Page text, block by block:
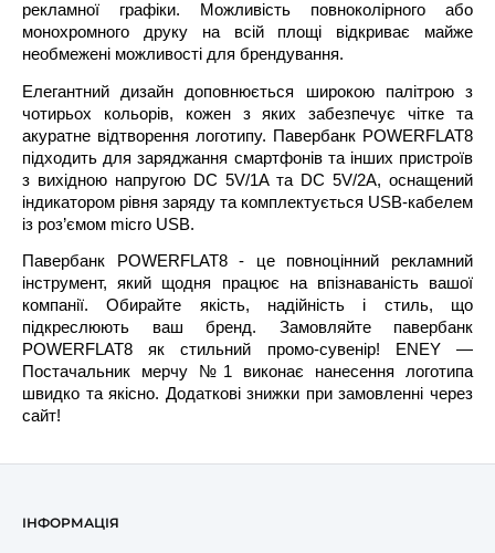
рекламної графіки. Можливість повноколірного або
монохромного друку на всій площі відкриває майже
необмежені можливості для брендування.
Елегантний дизайн доповнюється широкою палітрою з
чотирьох кольорів, кожен з яких забезпечує чітке та
акуратне відтворення логотипу. Павербанк POWERFLAT8
підходить для заряджання смартфонів та інших пристроїв
з вихідною напругою DC 5V/1A та DC 5V/2A, оснащений
індикатором рівня заряду та комплектується USB-кабелем
із роз’ємом micro USB.
Павербанк POWERFLAT8 - це повноцінний рекламний
інструмент, який щодня працює на впізнаваність вашої
компанії. Обирайте якість, надійність і стиль, що
підкреслюють ваш бренд. Замовляйте павербанк
POWERFLAT8 як стильний промо-сувенір! ENEY —
Постачальник мерчу №1 виконає нанесення логотипа
швидко та якісно. Додаткові знижки при замовленні через
сайт!
ІНФОРМАЦІЯ